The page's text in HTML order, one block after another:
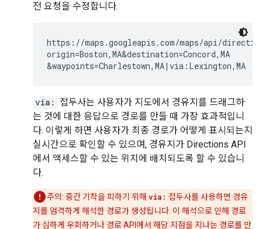
전 요청을 수정합니다.
https://maps.googleapis.com/maps/api/
origin=Boston,MA&destination=Concord,MA
via:
접두사는 사용자가 지도에서 경유지를 드래그하
는 것에 대한 응답으로 경로를 만들 때 가장 효과적입니
다. 이렇게 하면 사용자가 최종 경로가 어떻게 표시되는지
실시간으로 확인할 수 있으며, 경유지가 Directions API
에서 액세스할 수 있는 위치에 배치되도록 할 수 있습니
다.
주의: 중간 기착을 피하기 위해 via: 접두사를 사용하면 경유
지를 엄격하게 해석한 경로가 생성됩니다. 이 해석으로 인해 경로
가 심하게 우회하거나 경로 API에서 해당 지점을 지나는 경로를 만